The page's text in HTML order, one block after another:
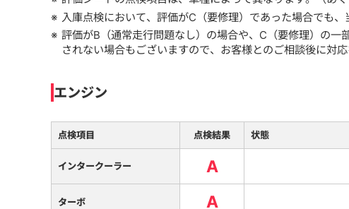
入庫点検において、評価がC（要修理）であった場合でも
評価がB（通常走行問題なし）の場合や、C（要修理）の
されない場合もございますので、お客様とのご相談後に対応
エンジン
点検項目 点検結果 状態
インタークーラー A
ターボ A